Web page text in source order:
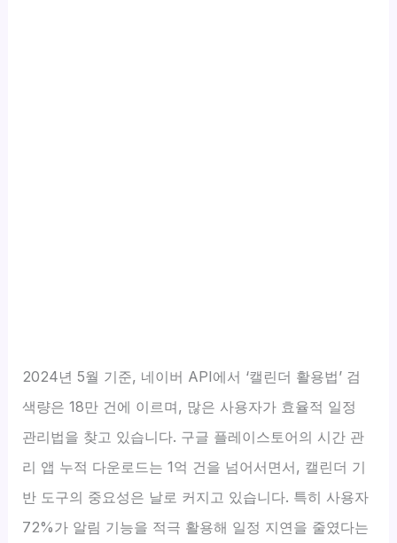
2024년 5월 기준, 네이버 API에서 ‘캘린더 활용법’ 검
색량은 18만 건에 이르며, 많은 사용자가 효율적 일정
관리법을 찾고 있습니다. 구글 플레이스토어의 시간 관
리 앱 누적 다운로드는 1억 건을 넘어서면서, 캘린더 기
반 도구의 중요성은 날로 커지고 있습니다. 특히 사용자
72%가 알림 기능을 적극 활용해 일정 지연을 줄였다는